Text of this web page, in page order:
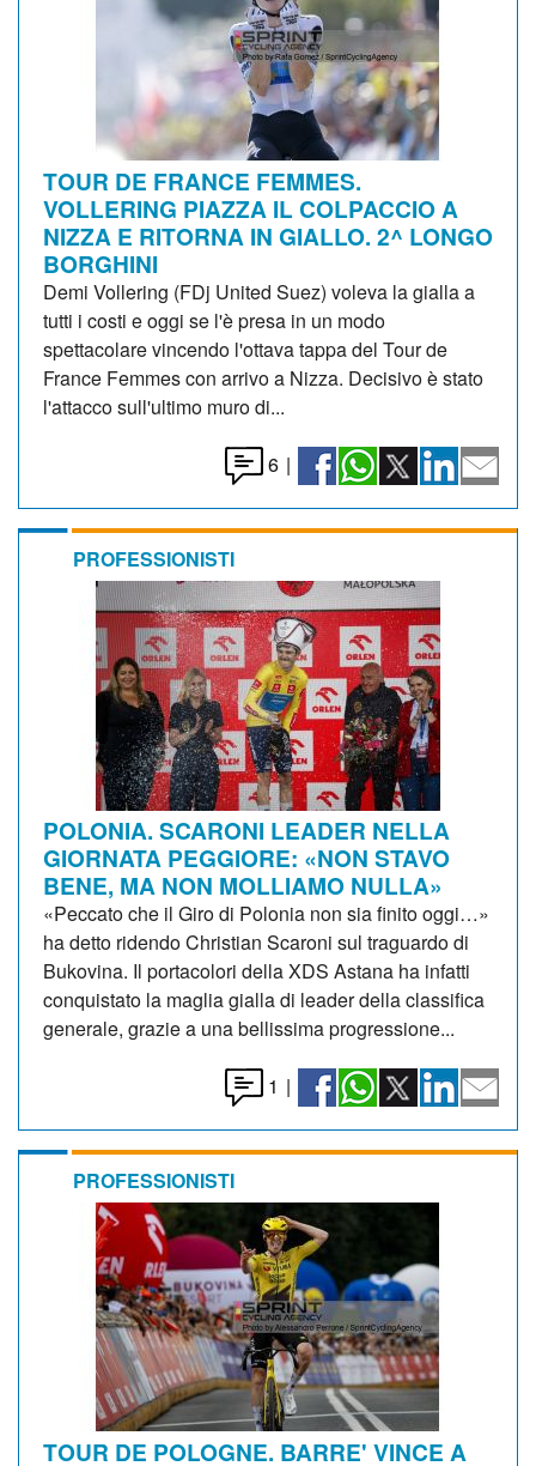
TOUR DE FRANCE FEMMES.
VOLLERING PIAZZA IL COLPACCIO A
NIZZA E RITORNA IN GIALLO. 2^ LONGO
BORGHINI
Demi Vollering (FDj United Suez) voleva la gialla a
tutti i costi e oggi se l'è presa in un modo
spettacolare vincendo l'ottava tappa del Tour de
France Femmes con arrivo a Nizza. Decisivo è stato
l'attacco sull'ultimo muro di...
6 |
PROFESSIONISTI
POLONIA. SCARONI LEADER NELLA
GIORNATA PEGGIORE: «NON STAVO
BENE, MA NON MOLLIAMO NULLA»
«Peccato che il Giro di Polonia non sia finito oggi…»
ha detto ridendo Christian Scaroni sul traguardo di
Bukovina. Il portacolori della XDS Astana ha infatti
conquistato la maglia gialla di leader della classifica
generale, grazie a una bellissima progressione...
1 |
PROFESSIONISTI
TOUR DE POLOGNE. BARRE' VINCE A